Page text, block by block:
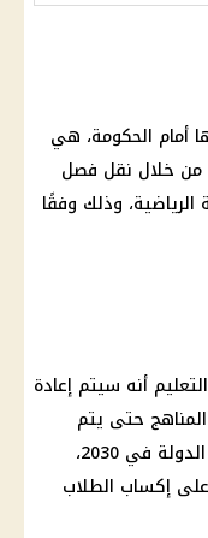
أمام الحكومة، هي
من خلال نقل فصل
وذلك وفقًا
أنه سيتم إعادة
حتى يتم
تحقيق مراحل التطوير التي تستهدفها الدولة في 2030،
إكساب الطلاب